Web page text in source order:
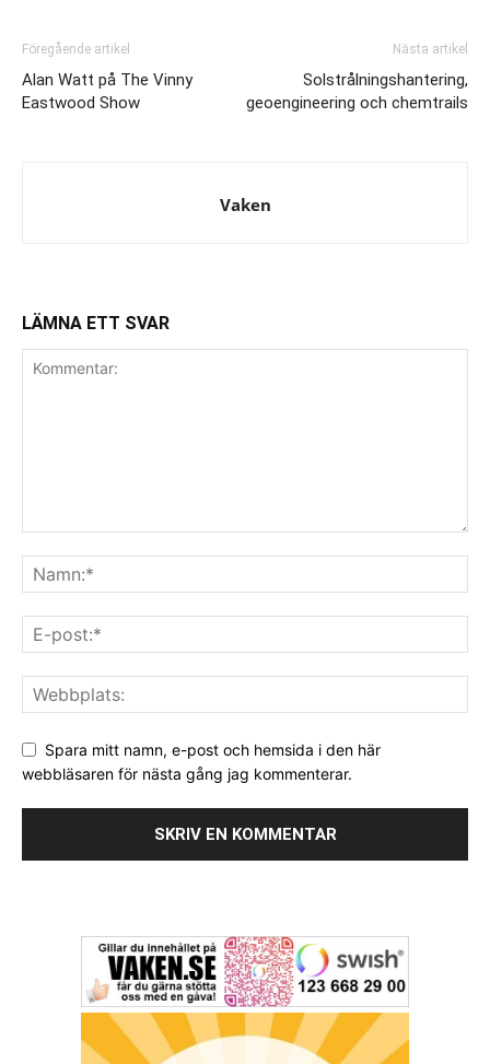
Föregående artikel
Alan Watt på The Vinny
Eastwood Show
Nästa artikel
Solstrålningshantering,
geoengineering och chemtrails
Vaken
LÄMNA ETT SVAR
Spara mitt namn, e-post och hemsida i den här
webbläsaren för nästa gång jag kommenterar.